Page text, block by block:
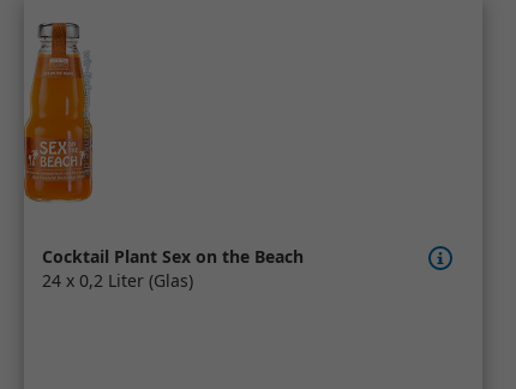
Cocktail Plant Sex on the Beach
24 x 0,2 Liter (Glas)